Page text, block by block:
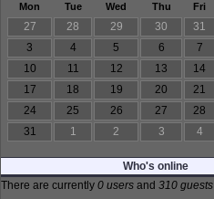
Mon Tue Wed Thu Fri
27 28 29 30 31
3
4 5 6 7
10
11 12 13 14
17
18 19 20 21
24
25 26 27 28
31
1 2 3 4
Who's online
There are currently 0 users and 310 guests